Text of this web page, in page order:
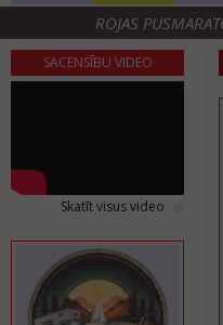
ROJAS
SACENSĪBU VIDEO
Skatīt visus video